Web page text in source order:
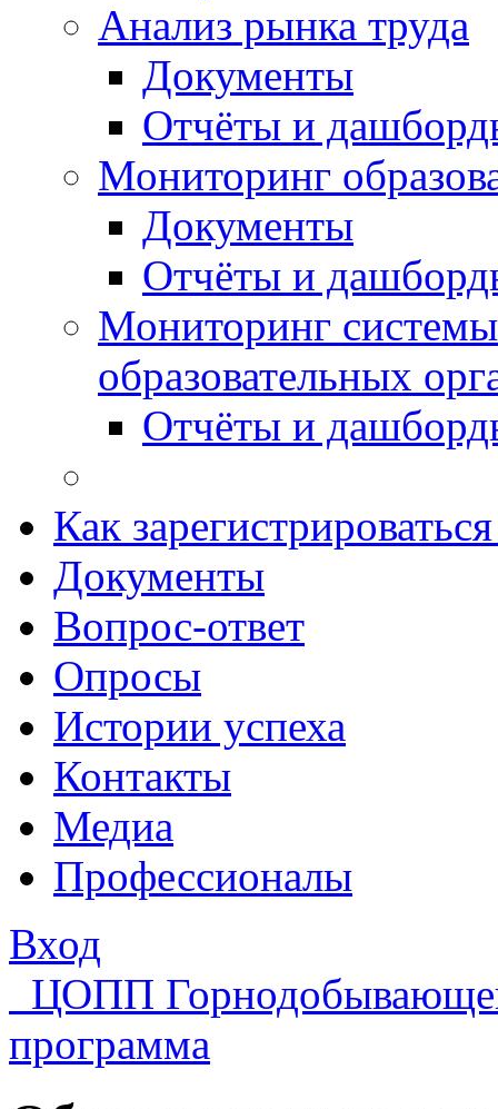
Анализ рынка труда
Документы
Отчёты и
Мониторинг
Документы
Отчёты и
Мониторинг
образовательных
Отчёты и
Как
Документы
Вопрос-ответ
Опросы
Истории успеха
Контакты
Медиа
Профессионалы
Вход
ЦОПП
программа